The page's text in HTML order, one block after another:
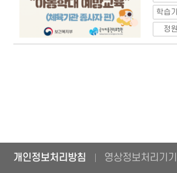
학습
정원
개인정보처리방침 영상정보처리기